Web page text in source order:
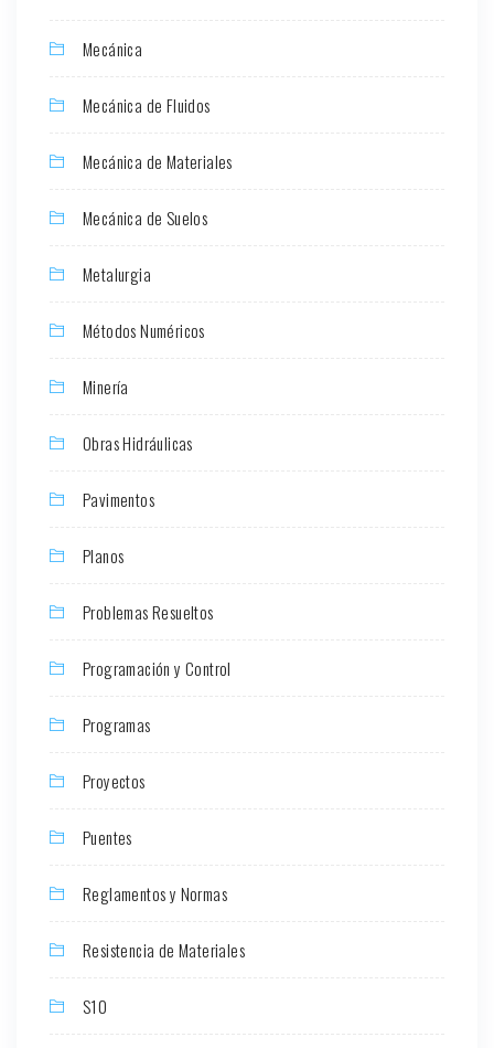
Mecánica
Mecánica de Fluidos
Mecánica de Materiales
Mecánica de Suelos
Metalurgia
Métodos Numéricos
Minería
Obras Hidráulicas
Pavimentos
Planos
Problemas Resueltos
Programación y Control
Programas
Proyectos
Puentes
Reglamentos y Normas
Resistencia de Materiales
S10